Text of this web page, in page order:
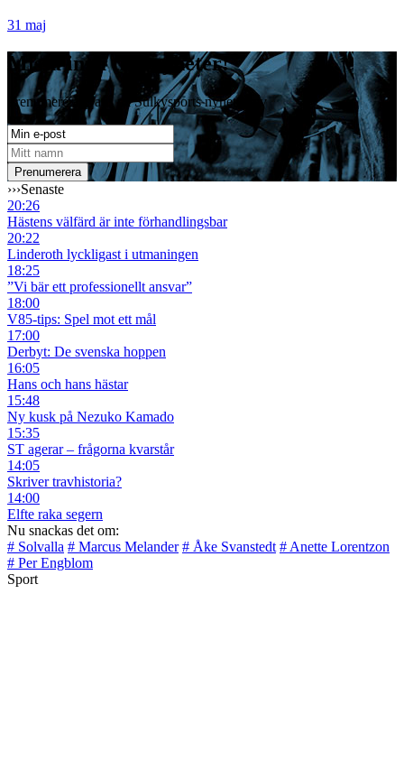
31 maj
Missa inga travnyheter!
Prenumerera gratis på Sulkysports nyhetsbrev
›››Senaste
20:26
Hästens välfärd är inte förhandlingsbar
20:22
Linderoth lyckligast i utmaningen
18:25
”Vi bär ett professionellt ansvar”
18:00
V85-tips: Spel mot ett mål
17:00
Derbyt: De svenska hoppen
16:05
Hans och hans hästar
15:48
Ny kusk på Nezuko Kamado
15:35
ST agerar – frågorna kvarstår
14:05
Skriver travhistoria?
14:00
Elfte raka segern
Nu snackas det om:
# Solvalla # Marcus Melander # Åke Svanstedt # Anette Lorentzon
# Per Engblom
Sport